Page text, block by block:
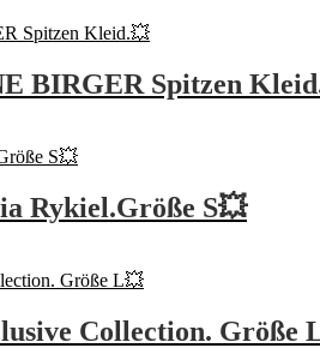
BIRGER Spitzen
Rykiel.Größe S💥
Collection. Größe